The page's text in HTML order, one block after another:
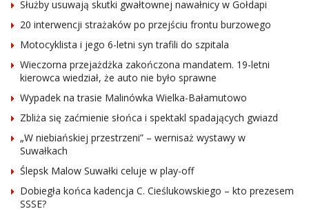
Służby usuwają skutki gwałtownej nawałnicy w Gołdapi
20 interwencji strażaków po przejściu frontu burzowego
Motocyklista i jego 6-letni syn trafili do szpitala
Wieczorna przejażdżka zakończona mandatem. 19-letni
kierowca wiedział, że auto nie było sprawne
Wypadek na trasie Malinówka Wielka-Bałamutowo
Zbliża się zaćmienie słońca i spektakl spadających gwiazd
„W niebiańskiej przestrzeni” – wernisaż wystawy w
Suwałkach
Ślepsk Malow Suwałki celuje w play-off
Dobiegła końca kadencja C. Cieślukowskiego – kto prezesem
SSSE?